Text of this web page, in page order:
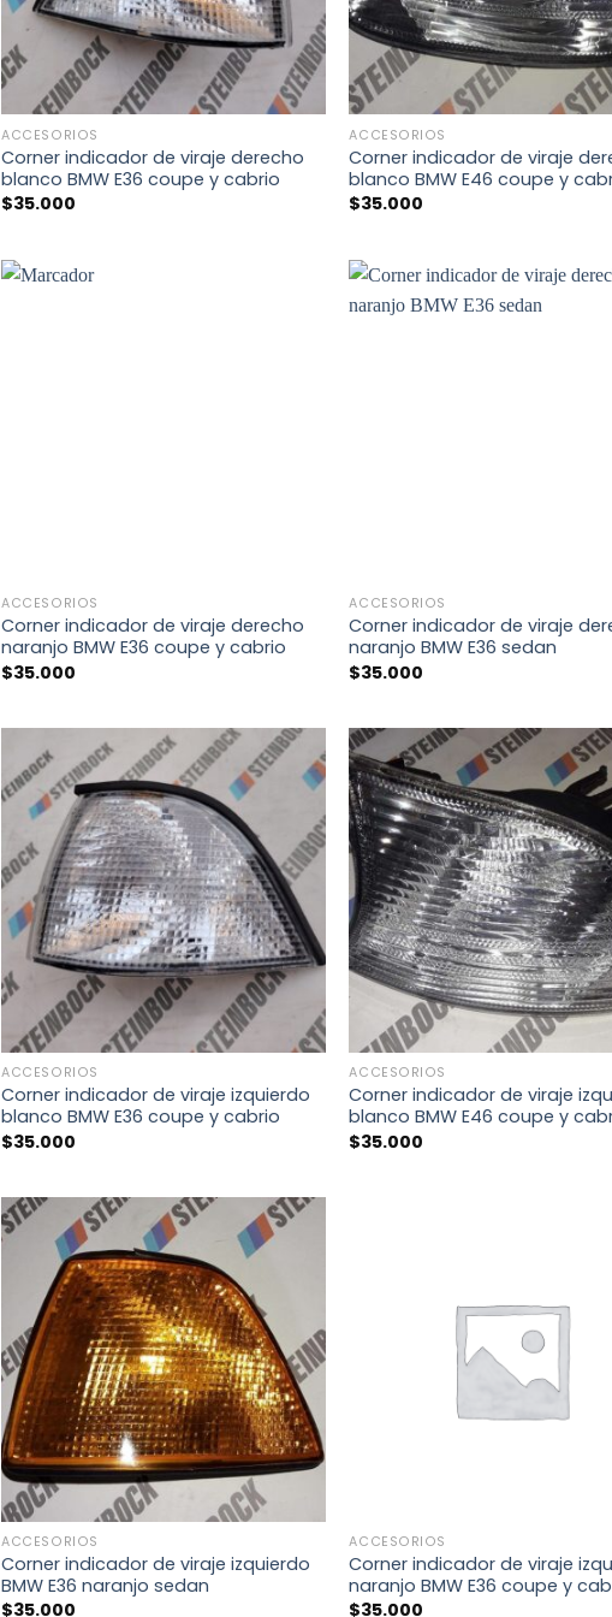
ACCESORIOS
Corner indicador de viraje derecho
blanco BMW E36 coupe y cabrio
$35.000
+
ACCESORIOS
Corner indicador de viraje
blanco BMW E46 coupe y
$35.000
ACCESORIOS
Corner indicador de viraje derecho
naranjo BMW E36 coupe y cabrio
$35.000
ACCESORIOS
Corner indicador de viraje
naranjo BMW E36 sedan
$35.000
+
ACCESORIOS
Corner indicador de viraje izquierdo
blanco BMW E36 coupe y cabrio
$35.000
+
ACCESORIOS
Corner indicador de viraje
blanco BMW E46 coupe y
$35.000
+
ACCESORIOS
Corner indicador de viraje izquierdo
BMW E36 naranjo sedan
$35.000
ACCESORIOS
Corner indicador de viraje
naranjo BMW E36 coupe y
$35.000